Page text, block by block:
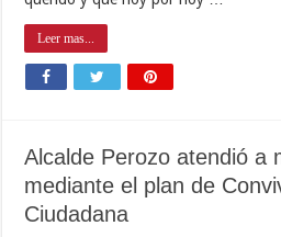
Leer mas...
Alcalde Perozo atendió a
mediante el plan de
Ciudadana